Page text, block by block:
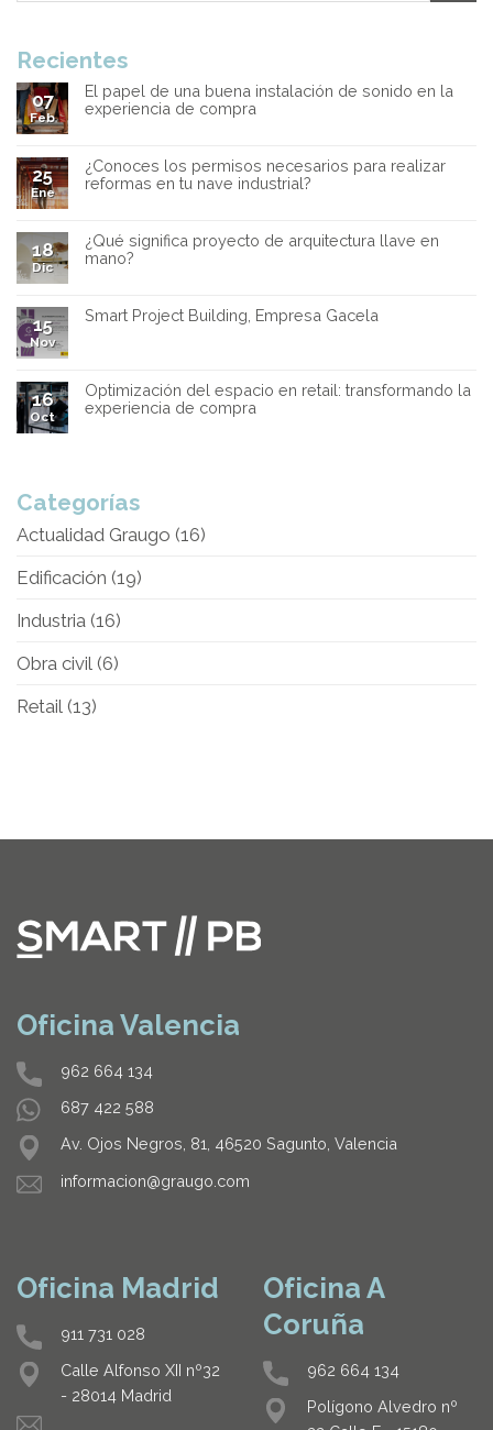
Recientes
07
Feb
El papel de una buena instalación de sonido en la
experiencia de compra
25
Ene
¿Conoces los permisos necesarios para realizar
reformas en tu nave industrial?
18
Dic
¿Qué significa proyecto de arquitectura llave en
mano?
15
Nov
Smart Project Building, Empresa Gacela
16
Oct
Optimización del espacio en retail: transformando la
experiencia de compra
Categorías
Actualidad Graugo (16)
Edificación (19)
Industria (16)
Obra civil (6)
Retail (13)
Oficina Madrid
911 731 028
Calle Alfonso XII nº32
- 28014 Madrid
Oficina Valencia
962 664 134
687 422 588
Av. Ojos Negros, 81, 46520 Sagunto, Valencia
informacion@graugo.com
Oficina A
Coruña
962 664 134
Polígono Alvedro nº